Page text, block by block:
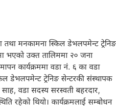
तथा मनकामना स्किल डेभलपमेन्ट ट्रेनिङ
भएको उक्त तालिममा २० जना
कार्यक्रममा वडा नं. ६ का वडा
डेभलपमेन्ट ट्रेनिङ सेन्टरकी संस्थापक
वडा सदस्य सरस्वती बहरदार,
रहेको थियो। कार्यक्रमलाई सम्बोधन